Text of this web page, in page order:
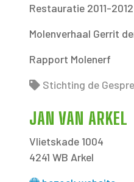
Restauratie 2011-2012
Molenverhaal Gerrit
Rapport Molenerf
Stichting de
JAN VAN ARKEL
Vlietskade 1004
4241 WB Arkel